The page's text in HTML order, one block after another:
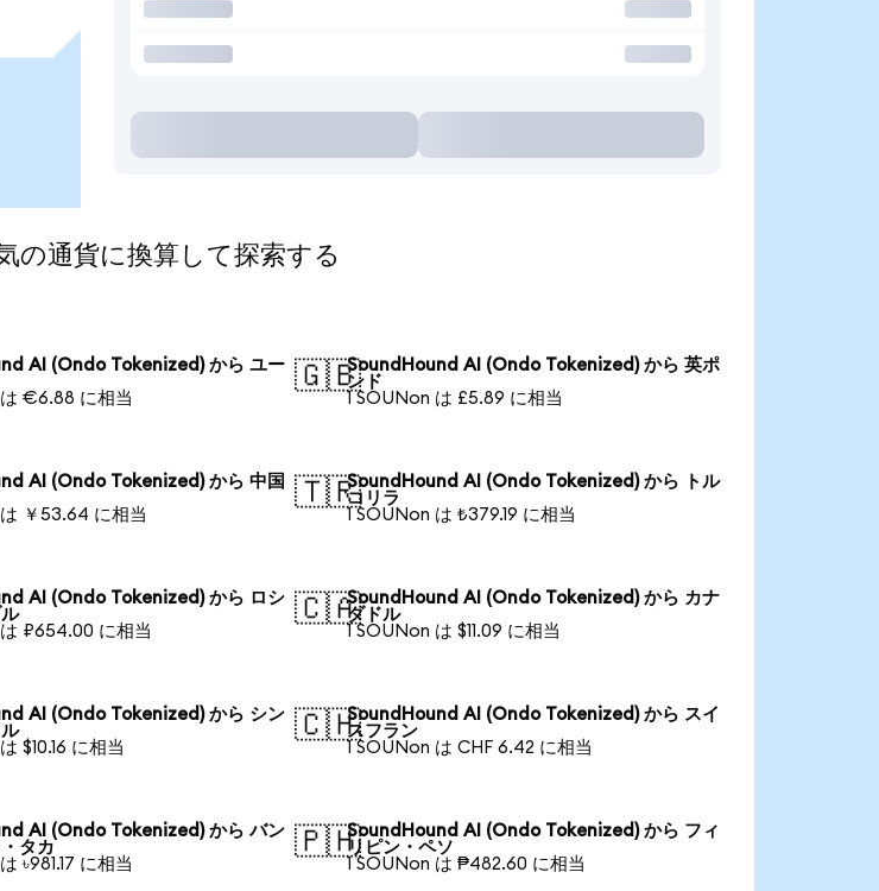
貨に換算して探索する
AI (Ondo Tokenized) から ユー
€6.88 に相当
🇬🇧SoundHound AI (Ondo Tokenized) から 英ポ
ンド
1 SOUNon は £5.89 に相当
AI (Ondo Tokenized) から 中国
￥53.64 に相当
🇹🇷SoundHound AI (Ondo Tokenized) から トル
コリラ
1 SOUNon は ₺379.19 に相当
AI (Ondo Tokenized) から ロシ
₽654.00 に相当
🇨🇦SoundHound AI (Ondo Tokenized) から カナ
ダドル
1 SOUNon は $11.09 に相当
AI (Ondo Tokenized) から シン
$10.16 に相当
🇨🇭SoundHound AI (Ondo Tokenized) から スイ
スフラン
1 SOUNon は CHF 6.42 に相当
AI (Ondo Tokenized) から バン
タカ
৳981.17 に相当
🇵🇭SoundHound AI (Ondo Tokenized) から フィ
リピン・ペソ
1 SOUNon は ₱482.60 に相当